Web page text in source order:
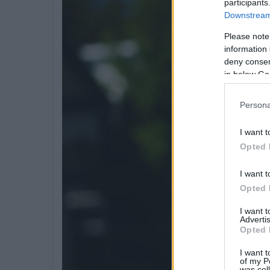
Please
information
deny
in below
I want
Opted
I want
Opted
I want
Opted
I want
of my